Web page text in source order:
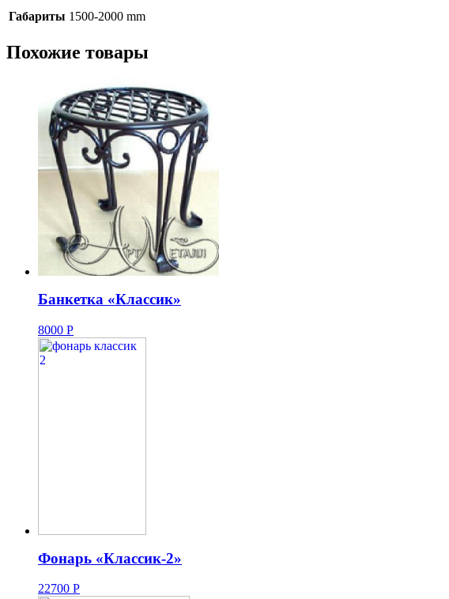
Габариты 1500-2000 mm
Похожие товары
Банкетка «Классик»
8000 Р
Фонарь «Классик-2»
22700 Р